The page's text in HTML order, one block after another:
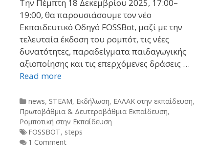
Την Πέμπτη 18 Δεκεμβρίου 2025, 17:00–
19:00, θα παρουσιάσουμε τον νέο
Εκπαιδευτικό Οδηγό FOSSBot, μαζί με την
τελευταία έκδοση του ρομπότ, τις νέες
δυνατότητες, παραδείγματα παιδαγωγικής
αξιοποίησης και τις επερχόμενες δράσεις …
Read more
Categories
news, STEAM, Εκδήλωση, ΕΛΛΑΚ στην εκπαίδευση,
Πρωτοβάθμια & Δευτεροβάθμια Εκπαίδευση,
Ρομποτική στην Εκπαίδευση
Tags
FOSSBOT, steps
1 Comment